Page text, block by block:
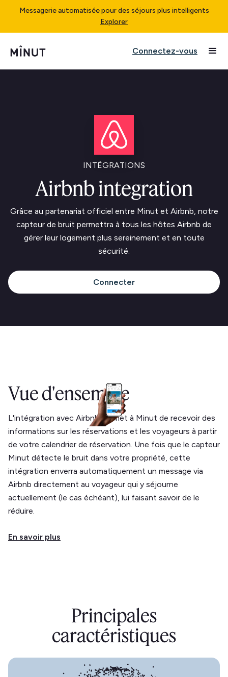
Messagerie automatisée pour des séjours plus intelligents
Explorer
Connectez-vous
INTÉGRATIONS
Airbnb integration
Grâce au partenariat officiel entre Minut et Airbnb, notre
capteur de bruit permettra à tous les hôtes Airbnb de
gérer leur logement plus sereinement et en toute
sécurité.
Connecter
Vue d'ensemble
L'intégration avec Airbnb permet à Minut de recevoir des
informations sur les réservations et les voyageurs à partir
de votre calendrier de réservation. Une fois que le capteur
Minut détecte le bruit dans votre propriété, cette
intégration enverra automatiquement un message via
Airbnb directement au voyageur qui y séjourne
actuellement (le cas échéant), lui faisant savoir de le
réduire.
En savoir plus
Principales
caractéristiques